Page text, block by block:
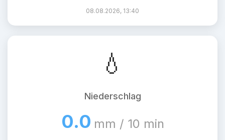
08.08.2026, 13:40
💧
Niederschlag
0.0 mm / 10 min